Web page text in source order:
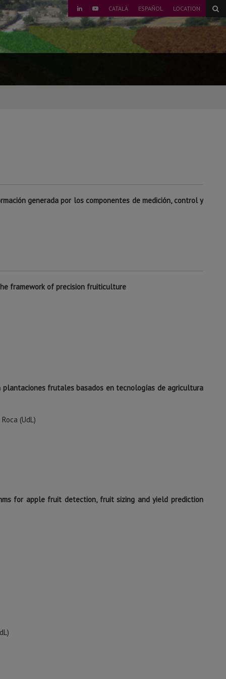
LINKEDINYOUTUBE
CATALÀ ESPAÑOL LOCATION
generada por los componentes de medición, control y
framework of precision fruiticulture
plantaciones frutales basados en tecnologías de agricultura
(UdL)
for apple fruit detection, fruit sizing and yield prediction